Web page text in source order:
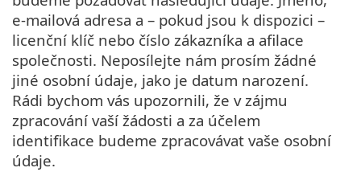
e-mailová adresa a – pokud jsou k dispozici –
licenční klíč nebo číslo zákazníka a afilace
společnosti. Neposílejte nám prosím žádné
jiné osobní údaje, jako je datum narození.
Rádi bychom vás upozornili, že v zájmu
zpracování vaší žádosti a za účelem
identifikace budeme zpracovávat vaše osobní
údaje.